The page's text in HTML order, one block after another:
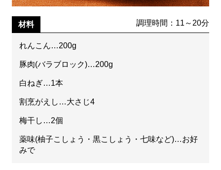
材料 調理時間：11～20分
れんこん…200g
豚肉(バラブロック)…200g
白ねぎ…1本
割烹がえし…大さじ4
梅干し…2個
薬味(柚子こしょう・黒こしょう・七味など)…お好
みで